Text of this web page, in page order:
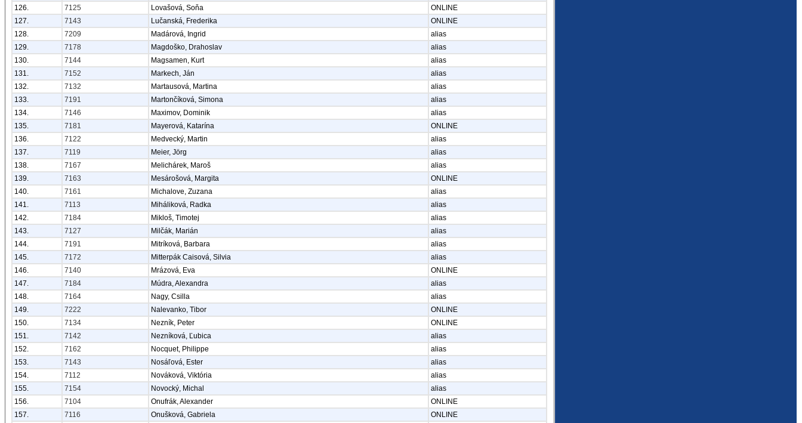
126.
7125 Lovašová, Soňa
ONLINE
127.
7143 Lučanská, Frederika
ONLINE
128.
7209 Madárová, Ingrid
alias
129.
7178 Magdoško, Drahoslav
alias
130.
7144 Magsamen, Kurt
alias
131.
7152 Markech, Ján
alias
132.
7132 Martausová, Martina
alias
133.
7191 Martončíková, Simona
alias
134.
7146 Maximov, Dominik
alias
135.
7181 Mayerová, Katarína
ONLINE
136.
7122 Medvecký, Martin
alias
137.
7119 Meier, Jörg
alias
138.
7167 Melichárek, Maroš
alias
139.
7163 Mesárošová, Margita
ONLINE
140.
7161 Michalove, Zuzana
alias
141.
7113 Miháliková, Radka
alias
142.
7184 Mikloš, Timotej
alias
143.
7127 Milčák, Marián
alias
144.
7191 Mitríková, Barbara
alias
145.
7172 Mitterpák Caisová, Silvia
alias
146.
7140 Mrázová, Eva
ONLINE
147.
7184 Múdra, Alexandra
alias
148.
7164 Nagy, Csilla
alias
149.
7222 Nalevanko, Tibor
ONLINE
150.
7134 Nezník, Peter
ONLINE
151.
7142 Nezníková, Ľubica
alias
152.
7162 Nocquet, Philippe
alias
153.
7143 Nosáľová, Ester
alias
154.
7112 Nováková, Viktória
alias
155.
7154 Novocký, Michal
alias
156.
7104 Onufrák, Alexander
ONLINE
157.
7116 Onušková, Gabriela ONLINE